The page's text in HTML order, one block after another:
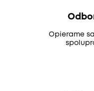
Opierame